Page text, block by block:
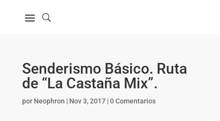
Senderismo Básico. Ruta
de “La Castaña Mix”.
por Neophron | Nov 3, 2017|0 Comentarios